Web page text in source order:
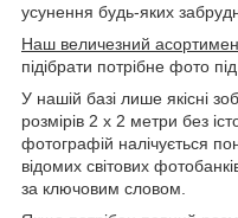
усунення будь-яких
Наш величезний
підібрати потрібне фото
У нашій базі лише якісні
розмірів 2 х 2 метри без
фотографій налічується
відомих світових
за ключовим словом.